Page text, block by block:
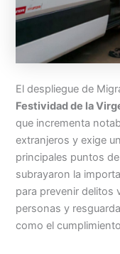
El despliegue de
Festividad de la
que incrementa
extranjeros y exige
principales puntos
subrayaron la
para prevenir delitos
personas y
como el